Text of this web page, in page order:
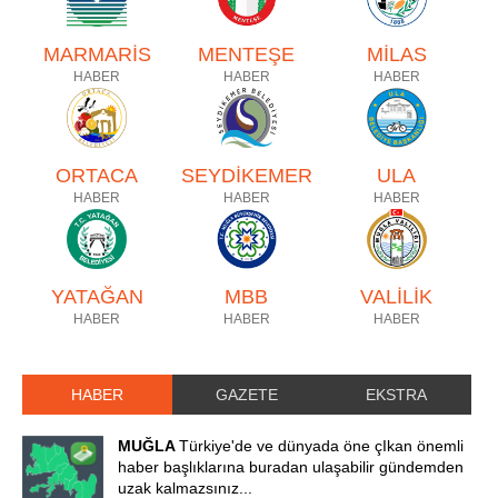
MARMARİS
HABER
MENTEŞE
HABER
MİLAS
HABER
ORTACA
HABER
SEYDİKEMER
HABER
ULA
HABER
YATAĞAN
HABER
MBB
HABER
VALİLİK
HABER
HABER GAZETE EKSTRA
MUĞLATürkiye'de ve dünyada öne çIkan önemli
haber başlıklarına buradan ulaşabilir gündemden
uzak kalmazsınız...